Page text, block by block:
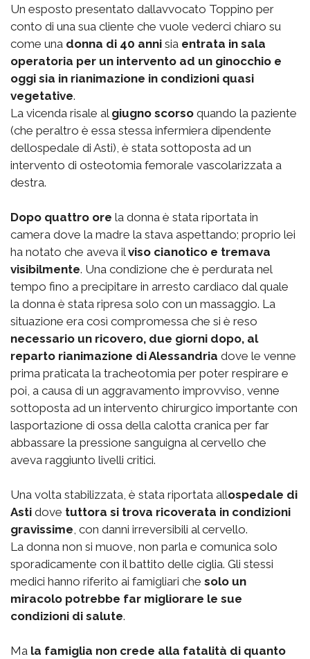
Un esposto presentato dallavvocato Toppino per
conto di una sua cliente che vuole vederci chiaro su
come una donna di 40 anni sia entrata in sala
operatoria per un intervento ad un ginocchio e
oggi sia in rianimazione in condizioni quasi
vegetative.
La vicenda risale al giugno scorso quando la paziente
(che peraltro è essa stessa infermiera dipendente
dellospedale di Asti), è stata sottoposta ad un
intervento di osteotomia femorale vascolarizzata a
destra.
Dopo quattro ore la donna è stata riportata in
camera dove la madre la stava aspettando; proprio lei
ha notato che aveva ilviso cianotico e tremava
visibilmente. Una condizione che è perdurata nel
tempo fino a precipitare in arresto cardiaco dal quale
la donna è stata ripresa solo con un massaggio. La
situazione era così compromessa che si è reso
necessario un ricovero, due giorni dopo, al
reparto rianimazione di Alessandria dove le venne
prima praticata la tracheotomia per poter respirare e
poi, a causa di un aggravamento improvviso, venne
sottoposta ad un intervento chirurgico importante con
lasportazione di ossa della calotta cranica per far
abbassare la pressione sanguigna al cervello che
aveva raggiunto livelli critici.
Una volta stabilizzata, è stata riportata allospedale di
Asti dove tuttora si trova ricoverata in condizioni
gravissime, con danni irreversibili al cervello.
La donna non si muove, non parla e comunica solo
sporadicamente con il battito delle ciglia. Gli stessi
medici hanno riferito ai famigliari che solo un
miracolo potrebbe far migliorare le sue
condizioni di salute.
Ma la famiglia non crede alla fatalità di quanto